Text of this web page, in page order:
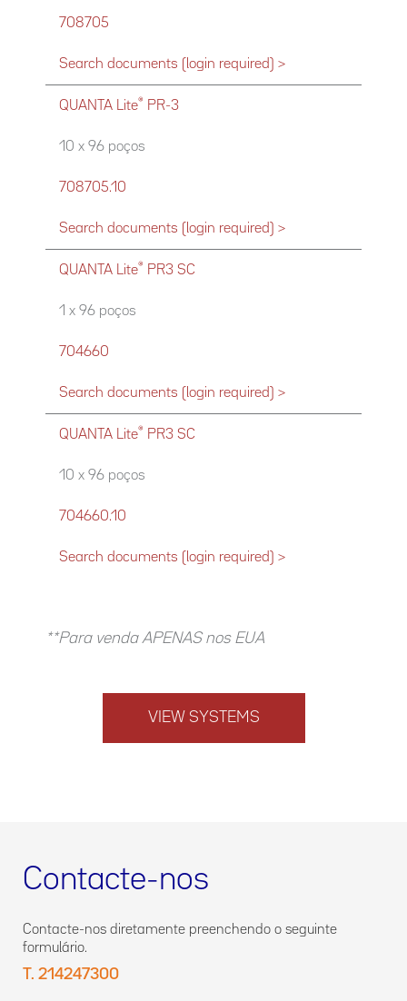
708705
Search documents (login required) >
QUANTA Lite® PR-3
10 x 96 poços
708705.10
Search documents (login required) >
QUANTA Lite® PR3 SC
1 x 96 poços
704660
Search documents (login required) >
QUANTA Lite® PR3 SC
10 x 96 poços
704660.10
Search documents (login required) >
**Para venda APENAS nos EUA
VIEW SYSTEMS
Contacte-nos
Contacte-nos diretamente preenchendo o seguinte
formulário.
T. 214247300